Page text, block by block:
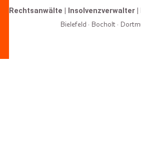
Rechtsanwälte | Insolvenzverwalter |
Bielefeld · Bocholt·